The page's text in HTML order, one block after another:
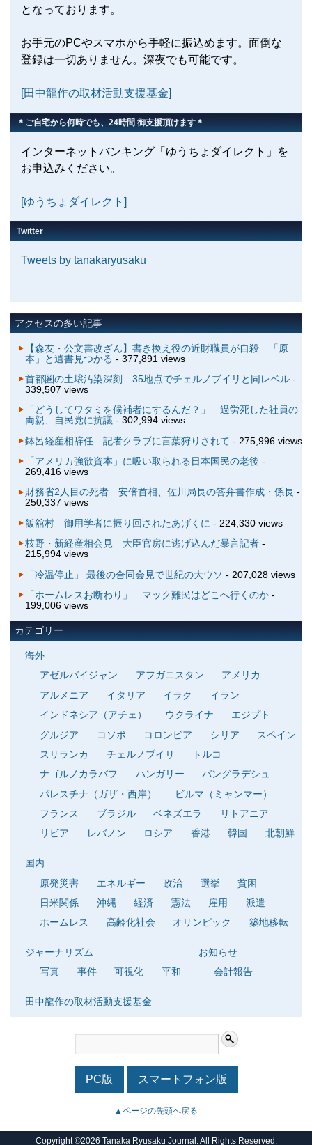
となっております。
お手元のPCやスマホから手軽に振込めます。面倒な
登録は一切ありません。深夜でも可能です。
[田中龍作の取材活動支援基金]
＊ご自宅から何時でも、24時間 御支援頂けます＊
インターネットバンキング「ゆうちょダイレクト」を
お申込みください。
[ゆうちょダイレクト]
Twitter
Tweets by tanakaryusaku
アクセスの多い記事
【森友・公文書改ざん】書き換え役の近財職員が自殺 「原
本」と遺書見つかる - 377,891 views
首都圏の土壌汚染深刻 35地点でチェルノブイリと同レベル-
339,507 views
「どうしてワタミを候補者にするんだ？」 過労死した社員の
両親、自民党に抗議- 302,994 views
鉢呂経産相辞任 記者クラブに言葉狩りされて - 275,996 views
「アメリカ強欲資本」に吸い取られる日本国民の老後 -
269,416 views
財務省2人目の死者 安倍首相、佐川局長の答弁書作成・係長-
250,337 views
飯舘村 御用学者に振り回されたあげくに - 224,330 views
枝野・新経産相会見 大臣官房に逃げ込んだ暴言記者-
215,994 views
「冷温停止」 最後の合同会見で世紀の大ウソ - 207,028 views
「ホームレスお断わり」 マック難民はどこへ行くのか-
199,006 views
カテゴリー
海外
アゼルバイジャン
アフガニスタン
アメリカ
アルメニア
イタリア イラク
イラン
インドネシア（アチェ）
ウクライナ
エジプト
グルジア
コソボ コロンビア シリア
スペイン
スリランカ
チェルノブイリ
トルコ
ナゴルノカラバフ
ハンガリー
バングラデシュ
パレスチナ（ガザ・西岸）
ビルマ（ミャンマー）
フランス
ブラジル ベネズエラ
リトアニア
リビア
レバノン ロシア 香港 韓国 北朝鮮
国内
原発災害
エネルギー 政治 選挙
貧困
日米関係
沖縄 経済 憲法 雇用
派遣
ホームレス
高齢化社会 オリンピック 築地移転
ジャーナリズム
写真
事件 可視化 平和
お知らせ
会計報告
田中龍作の取材活動支援基金
PC版 スマートフォン版
▲ページの先頭へ戻る
Copyright ©2026 Tanaka Ryusaku Journal. All Rights Reserved.